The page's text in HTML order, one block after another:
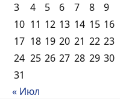
3
4 5 6 7 8
9
10 11 12 13 14 15 16
17 18 19 20 21 22 23
24 25 26 27 28 29 30
31
« Июл